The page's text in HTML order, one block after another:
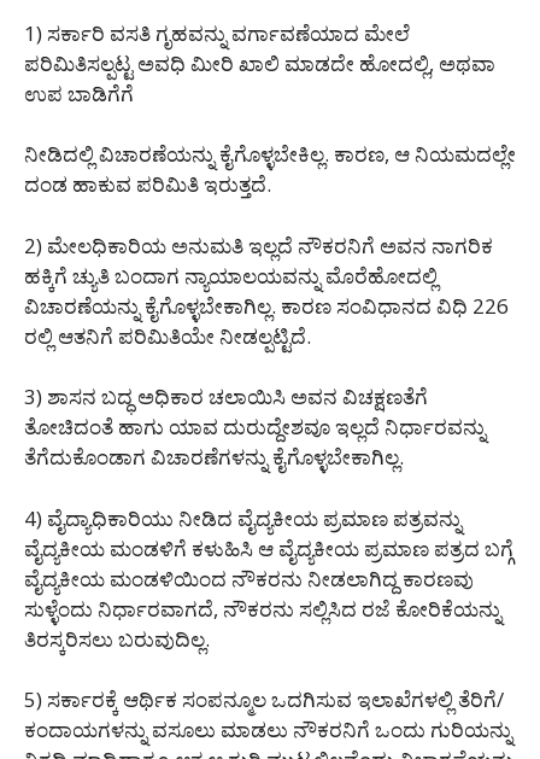
1) ಸರ್ಕಾರಿ ವಸತಿ ಗೃಹವನ್ನು ವರ್ಗಾವಣೆಯಾದ ಮೇಲೆ
ಪರಿಮಿತಿಸಲ್ಪಟ್ಟ ಅವಧಿ ಮೀರಿ ಖಾಲಿ ಮಾಡದೇ ಹೋದಲ್ಲಿ, ಅಥವಾ
ಉಪ ಬಾಡಿಗೆಗೆ
ನೀಡಿದಲ್ಲಿ ವಿಚಾರಣೆಯನ್ನು ಕೈಗೊಳ್ಳಬೇಕಿಲ್ಲ. ಕಾರಣ, ಆ ನಿಯಮದಲ್ಲೇ
ದಂಡ ಹಾಕುವ ಪರಿಮಿತಿ ಇರುತ್ತದೆ.
2) ಮೇಲಧಿಕಾರಿಯ ಅನುಮತಿ ಇಲ್ಲದೆ ನೌಕರನಿಗೆ ಅವನ ನಾಗರಿಕ
ಹಕ್ಕಿಗೆ ಚ್ಯುತಿ ಬಂದಾಗ ನ್ಯಾಯಾಲಯವನ್ನು ಮೊರೆಹೋದಲ್ಲಿ
ವಿಚಾರಣೆಯನ್ನು ಕೈಗೊಳ್ಳಬೇಕಾಗಿಲ್ಲ. ಕಾರಣ ಸಂವಿಧಾನದ ವಿಧಿ 226
ರಲ್ಲಿ ಆತನಿಗೆ ಪರಿಮಿತಿಯೇ ನೀಡಲ್ಪಟ್ಟಿದೆ.
3) ಶಾಸನ ಬದ್ಧ ಅಧಿಕಾರ ಚಲಾಯಿಸಿ ಅವನ ವಿಚಕ್ಷಣತೆಗೆ
ತೋಚಿದಂತೆ ಹಾಗು ಯಾವ ದುರುದ್ದೇಶವೂ ಇಲ್ಲದೆ ನಿರ್ಧಾರವನ್ನು
ತೆಗೆದುಕೊಂಡಾಗ ವಿಚಾರಣೆಗಳನ್ನು ಕೈಗೊಳ್ಳಬೇಕಾಗಿಲ್ಲ.
4) ವೈದ್ಯಾಧಿಕಾರಿಯು ನೀಡಿದ ವೈದ್ಯಕೀಯ ಪ್ರಮಾಣ ಪತ್ರವನ್ನು
ವೈದ್ಯಕೀಯ ಮಂಡಳಿಗೆ ಕಳುಹಿಸಿ ಆ ವೈದ್ಯಕೀಯ ಪ್ರಮಾಣ ಪತ್ರದ ಬಗ್ಗೆ
ವೈದ್ಯಕೀಯ ಮಂಡಳಿಯಿಂದ ನೌಕರನು ನೀಡಲಾಗಿದ್ದ ಕಾರಣವು
ಸುಳ್ಳೆಂದು ನಿರ್ಧಾರವಾಗದೆ, ನೌಕರನು ಸಲ್ಲಿಸಿದ ರಜೆ ಕೋರಿಕೆಯನ್ನು
ತಿರಸ್ಕರಿಸಲು ಬರುವುದಿಲ್ಲ.
5) ಸರ್ಕಾರಕ್ಕೆ ಆರ್ಥಿಕ ಸಂಪನ್ಮೂಲ ಒದಗಿಸುವ ಇಲಾಖೆಗಳಲ್ಲಿ ತೆರಿಗೆ/
ಕಂದಾಯಗಳನ್ನು ವಸೂಲು ಮಾಡಲು ನೌಕರನಿಗೆ ಒಂದು ಗುರಿಯನ್ನು